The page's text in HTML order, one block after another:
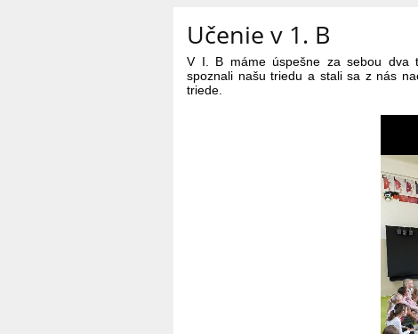
Učenie v 1. B
V I. B máme úspešne za sebou dva
spoznali našu triedu a stali sa z nás
triede.